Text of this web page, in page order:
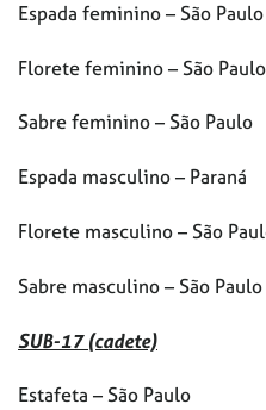
Espada feminino – São Paulo
Florete feminino – São Paulo
Sabre feminino – São Paulo
Espada masculino – Paraná
Florete masculino – São
Sabre masculino – São Paulo
SUB-17 (cadete)
Estafeta – São Paulo